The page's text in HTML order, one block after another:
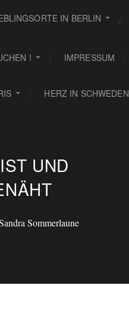
IN BERLIN
! IMPRESSUM
HERZ IN SCHWEDEN
UND
Sommerlaune